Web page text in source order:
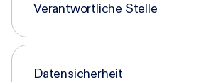
Kontakt
Incident
Verantwortliche Stelle
Datensicherheit